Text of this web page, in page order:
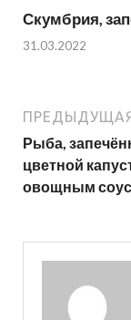
Скумбрия,
31.03.2022
Рыба,
цветной
овощным